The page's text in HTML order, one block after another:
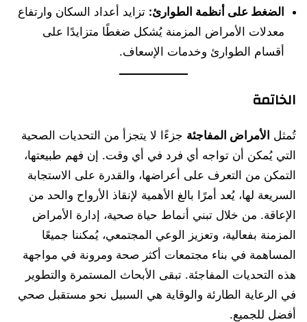
الضغط على أنظمة الطوارئ: تزايد أعداد السكان وارتفاع
معدلات الأمراض المزمنة يُشكل ضغطًا متزايدًا على
أقسام الطوارئ وخدمات الإسعاف.
الخاتمة
تُمثل الأمراض المفاجئة جزءًا لا يتجزأ من التحديات الصحية
التي يُمكن أن تواجه أي فرد في أي وقت. إن فهم طبيعتها،
التمكن من التعرف على أعراضها، والقدرة على الاستجابة
السريعة لها، يُعد أمرًا بالغ الأهمية لإنقاذ الأرواح والحد من
الإعاقة. من خلال تبني أنماط حياة صحية، إدارة الأمراض
المزمنة بفعالية، وتعزيز الوعي المجتمعي، يُمكننا جميعًا
المساهمة في بناء مجتمعات أكثر صحة ومرونة في مواجهة
هذه التحديات المفاجئة. تبقى الأبحاث المستمرة والتطوير
في الرعاية الطارئة والوقاية هي السبيل نحو مستقبل صحي
أفضل للجميع.